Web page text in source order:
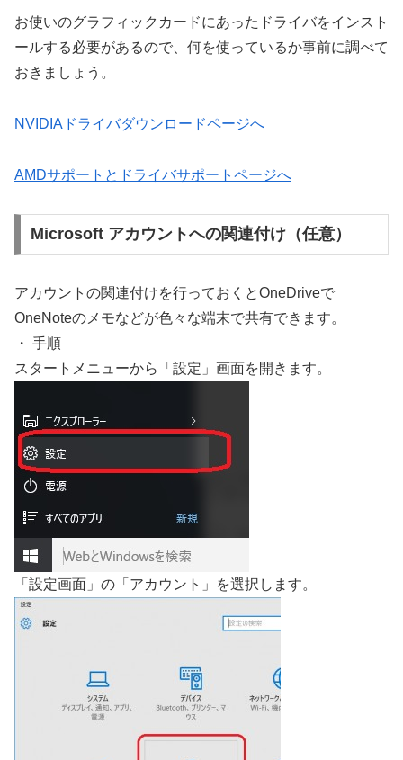
お使いのグラフィックカードにあったドライバをインスト
ールする必要があるので、何を使っているか事前に調べて
おきましょう。
NVIDIAドライバダウンロードページへ
AMDサポートとドライバサポートページへ
Microsoft アカウントへの関連付け（任意）
アカウントの関連付けを行っておくとOneDriveで
OneNoteのメモなどが色々な端末で共有できます。
・ 手順
スタートメニューから「設定」画面を開きます。
「設定画面」の「アカウント」を選択します。